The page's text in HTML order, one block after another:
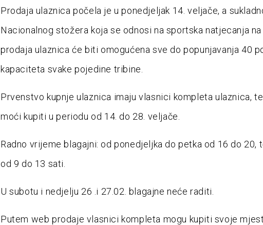
Prodaja ulaznica počela je u ponedjeljak 14. veljače, a
Nacionalnog stožera koja se odnosi na sportska natjecanja
prodaja ulaznica će biti omogućena sve do popunjavanja 40
kapaciteta svake pojedine tribine.
Prvenstvo kupnje ulaznica imaju vlasnici kompleta ulaznica,
moći kupiti u periodu od 14. do 28. veljače.
Radno vrijeme blagajni: od ponedjeljka do petka od 16 do 20,
od 9 do 13 sati.
U subotu i nedjelju 26 .i 27.02. blagajne neće raditi.
Putem web prodaje vlasnici kompleta mogu kupiti svoje